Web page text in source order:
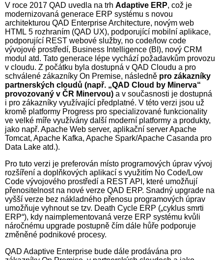
V roce 2017 QAD uvedla na trh Adaptive ERP, což je
modernizovaná generace ERP systému s novou
architekturou QAD Enterprise Architecture, novým web
HTML 5 rozhraním (QAD UX), podporující mobilní aplikace,
podporující REST webové služby, no code/low code
vývojové prostředí, Business Intelligence (BI), nový CRM
modul atd. Tato generace lépe vychází požadavkům provozu
v cloudu. Z počátku byla dostupná v QAD Cloudu a pro
schválené zákazníky On Premise, následně pro zákazníky
partnerských cloudů (např. „QAD Cloud by Minerva“
provozovaný v ČR Minervou) a v současnosti je dostupná
i pro zákazníky využívající předplatné. V této verzi jsou už
kromě platformy Progress pro specializované funkcionality
ve velké míře využívány další moderní platformy a produkty,
jako např. Apache Web server, aplikační server Apache
Tomcat, Apache Kafka, Apache Spark/Apache Casanda pro
Data Lake atd.).
Pro tuto verzi je preferován místo programových úprav vývoj
rozšíření a doplňkových aplikací s využitím No Code/Low
Code vývojového prostředí a REST API, které umožňují
přenositelnost na nové verze QAD ERP. Snadný upgrade na
vyšší verze bez nákladného přenosu programových úprav
umožňuje vyhnout se tzv. Death Cycle ERP („cyklus smrti
ERP“), kdy naimplementovaná verze ERP systému kvůli
náročnému upgrade postupně čím dále hůře podporuje
změněné podnikové procesy.
QAD Adaptive Enterprise bude dále prodávána pro